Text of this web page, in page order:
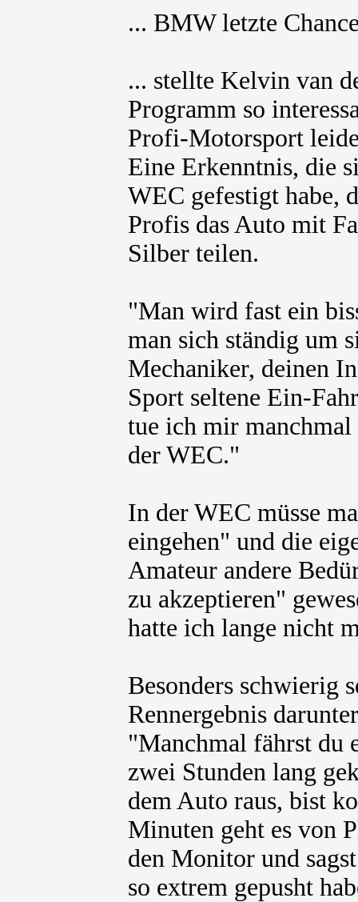
... BMW letzte
... stellte Kelvin van
Programm so
Profi-Motorsport
Eine Erkenntnis, die
WEC gefestigt habe,
Profis das Auto mit
Silber teilen.
"Man wird fast ein
man sich ständig um
Mechaniker, deinen
Sport seltene Ein-
tue ich mir
der WEC."
In der WEC müsse
eingehen" und die
Amateur andere
zu akzeptieren"
hatte ich lange nicht
Besonders schwierig
Rennergebnis
"Manchmal fährst du
zwei Stunden lang
dem Auto raus, bist
Minuten geht es von
den Monitor und
so extrem gepusht